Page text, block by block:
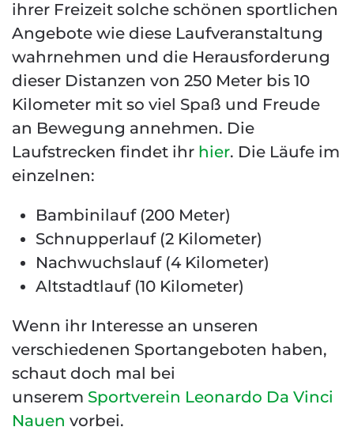
ihrer Freizeit solche schönen sportlichen
Angebote wie diese Laufveranstaltung
wahrnehmen und die Herausforderung
dieser Distanzen von 250 Meter bis 10
Kilometer mit so viel Spaß und Freude
an Bewegung annehmen. Die
Laufstrecken findet ihr hier. Die Läufe im
einzelnen:
Bambinilauf (200 Meter)
Schnupperlauf (2 Kilometer)
Nachwuchslauf (4 Kilometer)
Altstadtlauf (10 Kilometer)
Wenn ihr Interesse an unseren
verschiedenen Sportangeboten haben,
schaut doch mal bei
unserem Sportverein Leonardo Da Vinci
Nauen vorbei.